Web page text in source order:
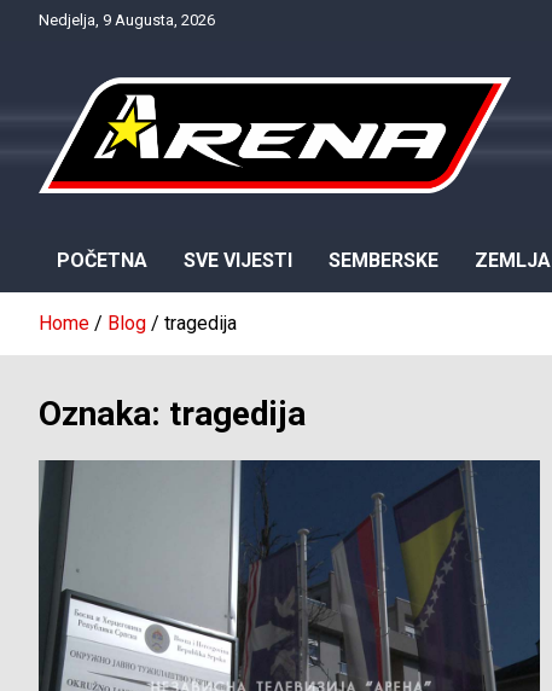
Nedjelja, 9 Augusta, 2026
POČETNA SVE VIJESTI SEMBERSKE ZEMLJA
Home Blog tragedija
Oznaka: tragedija